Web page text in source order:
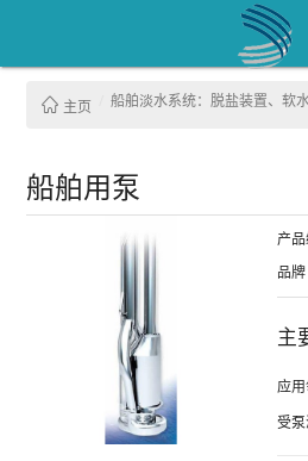
主页 船舶淡水系统：脱盐装置、软
船舶用泵
产品
品牌
主
应
受